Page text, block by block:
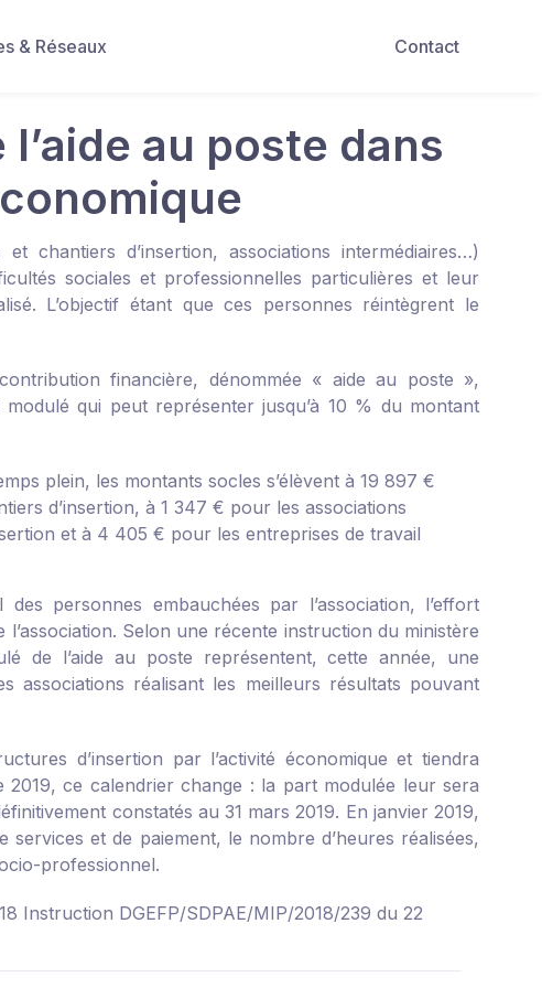
Contact
& Réseaux
au poste dans
chantiers d’insertion, associations intermédiaires…)
sociales et professionnelles particulières et leur
L’objectif étant que ces personnes réintègrent le
financière, dénommée « aide au poste »,
qui peut représenter jusqu’à 10 % du montant
plein, les montants socles s’élèvent à 19 897 €
d’insertion, à 1 347 € pour les associations
et à 4 405 € pour les entreprises de travail
personnes embauchées par l’association, l’effort
Selon une récente instruction du ministère
de l’aide au poste représentent, cette année, une
associations réalisant les meilleurs résultats pouvant
d’insertion par l’activité économique et tiendra
ce calendrier change : la part modulée leur sera
constatés au 31 mars 2019. En janvier 2019,
et de paiement, le nombre d’heures réalisées,
professionnel.
Instruction DGEFP/SDPAE/MIP/2018/239 du 22